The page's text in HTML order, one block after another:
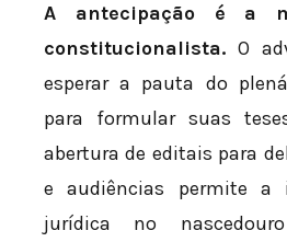
A antecipação é a
constitucionalista. O
esperar a pauta do
para formular suas
abertura de editais para
e audiências permite a
jurídica no